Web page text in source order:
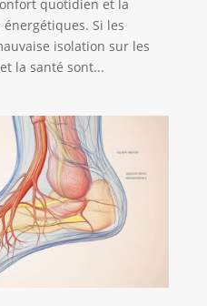
quotidien et la
Si les
isolation sur les
la santé sont...